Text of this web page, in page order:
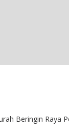
Beringin Raya